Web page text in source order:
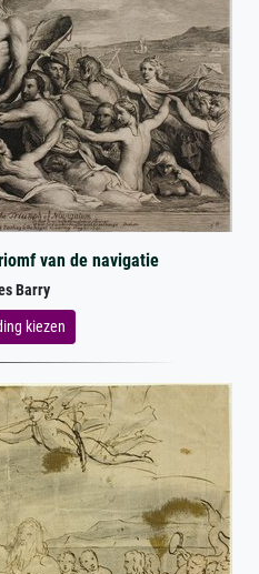
van de navigatie
Barry
kiezen